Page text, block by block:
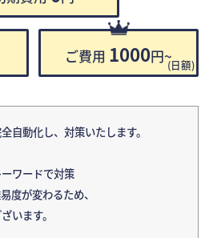
ご費用 1000円~(日額)
自動化し、対策いたします。
ワードで対策
度が変わるため、
います。